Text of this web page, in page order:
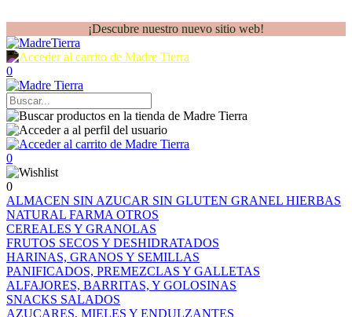
¡Descubre nuestro nuevo sitio web!
0
0
0
ALMACEN SIN AZUCAR SIN GLUTEN GRANEL HIERBAS
NATURAL FARMA OTROS
CEREALES Y GRANOLAS
FRUTOS SECOS Y DESHIDRATADOS
HARINAS, GRANOS Y SEMILLAS
PANIFICADOS, PREMEZCLAS Y GALLETAS
ALFAJORES, BARRITAS, Y GOLOSINAS
SNACKS SALADOS
AZUCARES, MIELES Y ENDULZANTES